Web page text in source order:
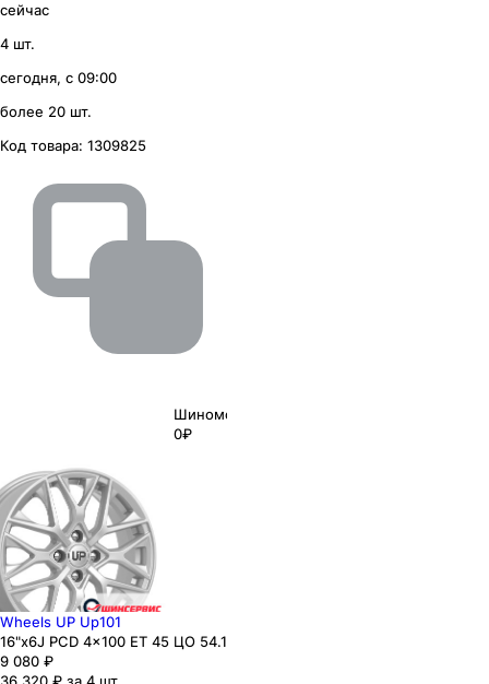
сейчас
4 шт.
сегодня, с 09:00
более 20 шт.
Код товара: 1309825
Шиномонтаж
0₽
Wheels UP Up101
16"x6J PCD 4x100 ЕТ 45 ЦО 54.1
9 080 ₽